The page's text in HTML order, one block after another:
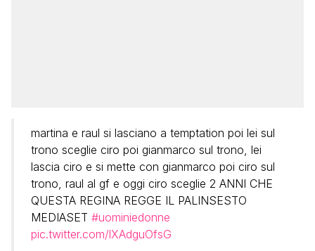
martina e raul si lasciano a temptation poi lei sul
trono sceglie ciro poi gianmarco sul trono, lei
lascia ciro e si mette con gianmarco poi ciro sul
trono, raul al gf e oggi ciro sceglie 2 ANNI CHE
QUESTA REGINA REGGE IL PALINSESTO
MEDIASET #uominiedonne
pic.twitter.com/lXAdguOfsG